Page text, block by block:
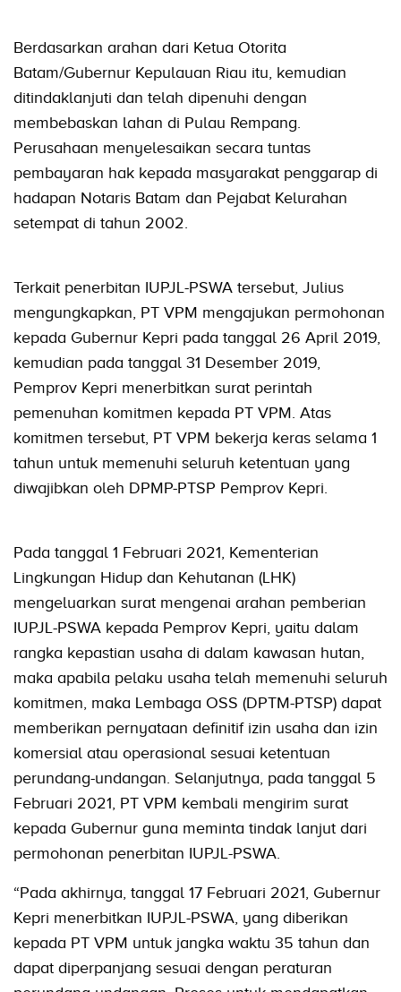
Berdasarkan arahan dari Ketua Otorita
Batam/Gubernur Kepulauan Riau itu, kemudian
ditindaklanjuti dan telah dipenuhi dengan
membebaskan lahan di Pulau Rempang.
Perusahaan menyelesaikan secara tuntas
pembayaran hak kepada masyarakat penggarap di
hadapan Notaris Batam dan Pejabat Kelurahan
setempat di tahun 2002.
Terkait penerbitan IUPJL-PSWA tersebut, Julius
mengungkapkan, PT VPM mengajukan permohonan
kepada Gubernur Kepri pada tanggal 26 April 2019,
kemudian pada tanggal 31 Desember 2019,
Pemprov Kepri menerbitkan surat perintah
pemenuhan komitmen kepada PT VPM. Atas
komitmen tersebut, PT VPM bekerja keras selama 1
tahun untuk memenuhi seluruh ketentuan yang
diwajibkan oleh DPMP-PTSP Pemprov Kepri.
Pada tanggal 1 Februari 2021, Kementerian
Lingkungan Hidup dan Kehutanan (LHK)
mengeluarkan surat mengenai arahan pemberian
IUPJL-PSWA kepada Pemprov Kepri, yaitu dalam
rangka kepastian usaha di dalam kawasan hutan,
maka apabila pelaku usaha telah memenuhi seluruh
komitmen, maka Lembaga OSS (DPTM-PTSP) dapat
memberikan pernyataan definitif izin usaha dan izin
komersial atau operasional sesuai ketentuan
perundang-undangan. Selanjutnya, pada tanggal 5
Februari 2021, PT VPM kembali mengirim surat
kepada Gubernur guna meminta tindak lanjut dari
permohonan penerbitan IUPJL-PSWA.
“Pada akhirnya, tanggal 17 Februari 2021, Gubernur
Kepri menerbitkan IUPJL-PSWA, yang diberikan
kepada PT VPM untuk jangka waktu 35 tahun dan
dapat diperpanjang sesuai dengan peraturan